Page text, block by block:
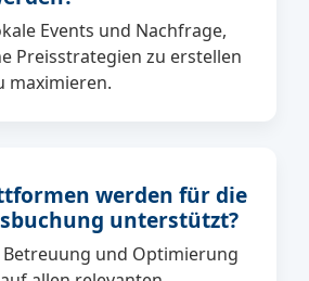
Events und Nachfrage,
Preisstrategien zu erstellen
maximieren.
werden für die
unterstützt?
und Optimierung